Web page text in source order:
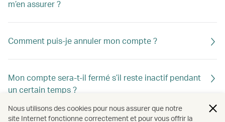
m’en assurer ?
Comment puis-je annuler mon compte ?
Mon compte sera-t-il fermé s’il reste inactif pendant
un certain temps ?
Nous utilisons des cookies pour nous assurer que notre
site Internet fonctionne correctement et pour vous offrir la